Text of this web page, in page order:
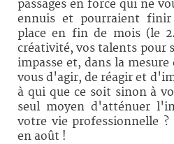
passages en force qui ne
ennuis et pourraient
place en fin de mois (le
créativité, vos talents pour
impasse et, dans la
vous d'agir, de réagir et
à qui que ce soit sinon à
seul moyen d'atténuer
votre vie professionnelle ?
en août !